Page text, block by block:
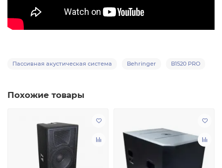
Пассивная акустическая система Behringer B1520 PRO
Похожие товары